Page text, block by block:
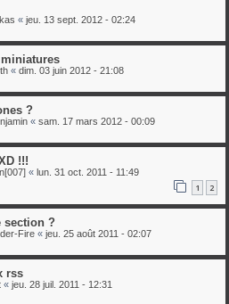
« jeu. 13 sept. 2012 - 02:24
« dim. 03 juin 2012 - 21:08
?
« sam. 17 mars 2012 - 00:09
!!!
« lun. 31 oct. 2011 - 11:49
1 2
section ?
Fire « jeu. 25 août 2011 - 02:07
rss
« jeu. 28 juil. 2011 - 12:31